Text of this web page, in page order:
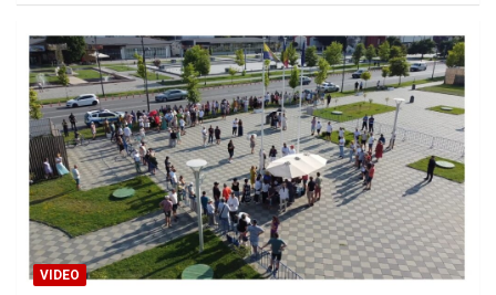
VIDEO